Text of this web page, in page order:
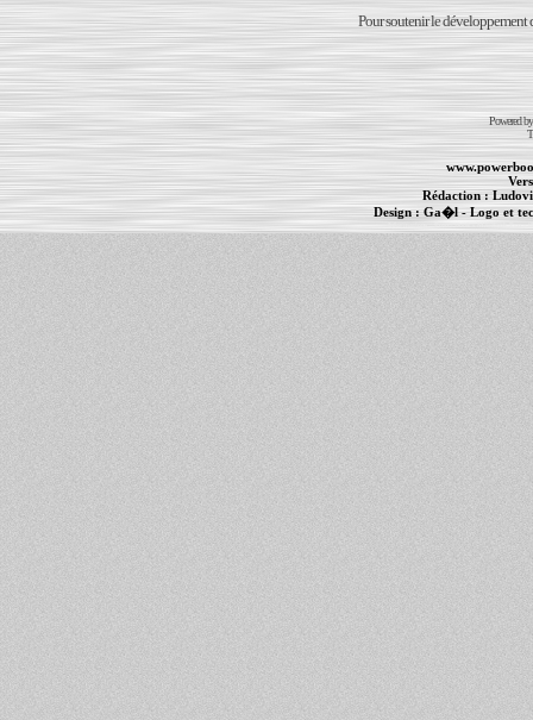
Pour soutenir le développement
Powered
Rédaction :
Design :Ga�l- Logo et
PowerBook